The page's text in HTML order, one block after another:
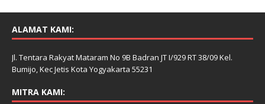
ALAMAT KAMI:
Jl. Tentara Rakyat Mataram No 9B Badran JT I/929 RT 38/09 Kel.
Bumijo, Kec Jetis Kota Yogyakarta 55231
MITRA KAMI: